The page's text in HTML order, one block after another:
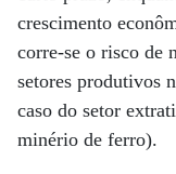
crescimento
corre-se o risco de
setores produtivos
caso do setor
minério de ferro).